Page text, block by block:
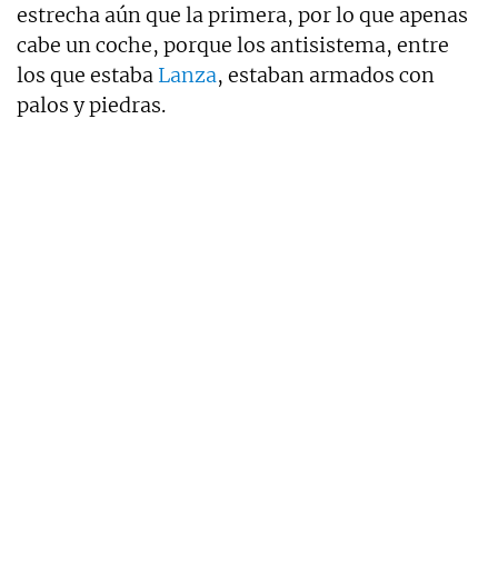
estrecha aún que la primera, por lo que apenas
cabe un coche, porque los antisistema, entre
los que estaba Lanza, estaban armados con
palos y piedras.